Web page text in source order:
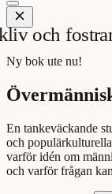
Ny bok ute nu!
En tankeväckande
och
varför idén om
och varför frågan